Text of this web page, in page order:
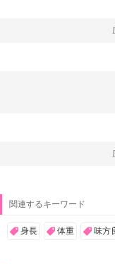
関連するキーワード
身長 体重 味方